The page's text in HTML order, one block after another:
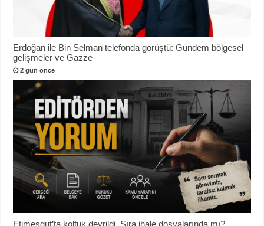
Erdoğan ile Bin Selman telefonda görüştü: Gündem bölgesel
gelişmeler ve Gazze
2 gün önce